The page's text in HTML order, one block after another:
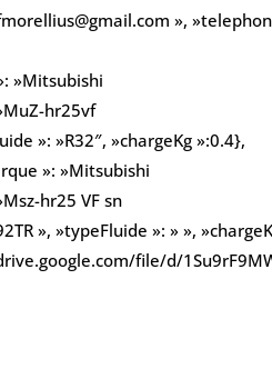
»,
»Mitsubishi
hr25vf
»: »R32″, »chargeKg »:0.4},
»: »Mitsubishi
hr25 VF sn
», »typeFluide »: » »,
file/d/